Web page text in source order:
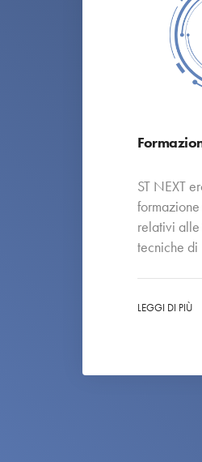
ST NEXT
relativi
tecniche di
LEGGI DI PIÙ